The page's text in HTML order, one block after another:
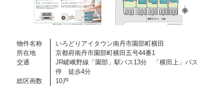
物件名称
いろどりアイタウン南丹市園部町横田
所在地
京都府南丹市園部町横田五号44番1
交通
JR嵯峨野線「園部」駅バス13分 「横田上」バス
停 徒歩4分
総区画数
10戸